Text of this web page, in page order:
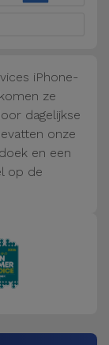
iPhone-
ze
dagelijkse
onze
en een
op de